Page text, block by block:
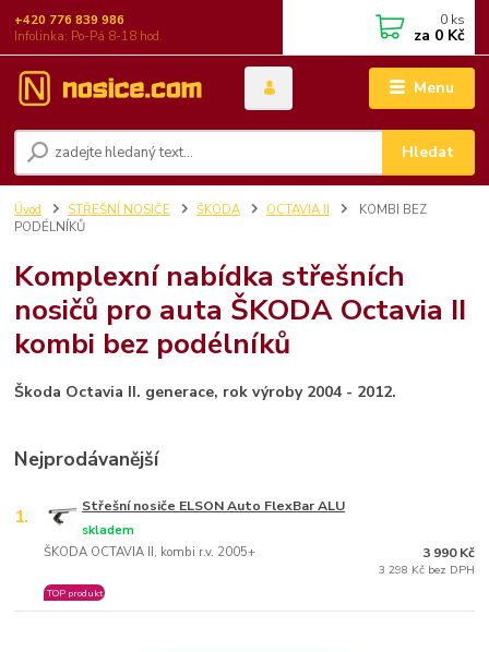
Menu
Hledat
+420 776 839 986
Infolinka: Po-Pá 8-18 hod.
0 ks
za 0 Kč
Úvod STŘEŠNÍ NOSIČE ŠKODA OCTAVIA II
KOMBI BEZ
PODÉLNÍKŮ
Komplexní nabídka střešních
nosičů pro auta ŠKODA Octavia II
kombi bez podélníků
Škoda Octavia II. generace, rok výroby 2004 - 2012.
Nejprodávanější
1. Střešní nosiče ELSON Auto FlexBar ALU
ŠKODA OCTAVIA II, kombi r.v. 2005+
skladem
TOP produkt
3 990 Kč
3 298 Kč bez DPH